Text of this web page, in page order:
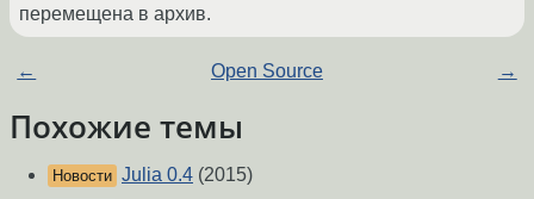
перемещена в архив.
← Open Source →
Похожие темы
Новости Julia 0.4 (2015)